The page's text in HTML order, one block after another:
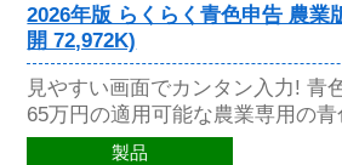
2026年版 らくらく青色申告 農業
開 72,972K)
見やすい画面でカンタン入力! 青
65万円の適用可能な農業専用の青
製品